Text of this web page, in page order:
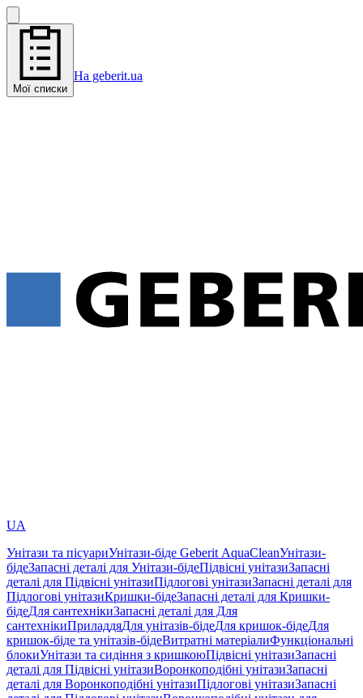
Мої списки
На geberit.ua
UA
Унітази та пісуариУнітази-біде Geberit AquaCleanУнітази-
бідеЗапасні деталі для Унітази-бідеПідвісні унітазиЗапасні
деталі для Підвісні унітазиПідлогові унітазиЗапасні деталі для
Підлогові унітазиКришки-бідеЗапасні деталі для Кришки-
бідеДля сантехнікиЗапасні деталі для Для
сантехнікиПриладдяДля унітазів-бідеДля кришок-бідеДля
кришок-біде та унітазів-бідеВитратні матеріалиФункціональні
блокиУнітази та сидіння з кришкоюПідвісні унітазиЗапасні
деталі для Підвісні унітазиВоронкоподібні унітазиЗапасні
деталі для Воронкоподібні унітазиПідлогові унітазиЗапасні